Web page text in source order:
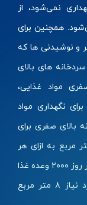
نمی‌شود، از
همچنین برای
و نوشیدنی ها که
سردخانه های بالای
مواد غذایی،
را برای نگهداری مواد
بالای صفری برای
های صنعتی به طور متوسط، ۴ متر مربع به ازای هر
۱۰۰۰ وعده غذا در روز است. برای مثال اگر در هر روز ۲۰۰۰ وعده غذا
تولید ‌شود، سطح سردخانه بالای صفری مورد نیاز ۸ متر مربع